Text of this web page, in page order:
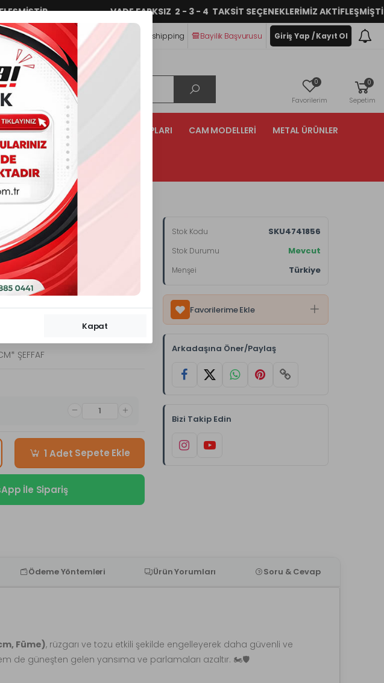
VADE FARKSIZ 2 - 3 - 4 TAKSİT SEÇENEKLERİMİZ AKTİFLEŞMİŞTİR.
Takip Havele/EFT İletişim Dropshipping Bayilik Başvurusu Giriş Yap / Kayıt Ol
0
Favorilerim
0
Sepetim
TEKSTİL GRUPLARI ÇANTA GRUPLARI CAM MODELLERİ METAL ÜRÜNLER
ÜRÜNLER
CAM * 65 CM* ŞEFFAF
ŞEFFAF
1 Adet Sepete Ekle
İle Sipariş
Stok Kodu SKU4741856
Stok Durumu Mevcut
Menşei Türkiye
Favorilerime Ekle
Arkadaşına Öner/Paylaş
Bizi Takip Edin
Ödeme Yöntemleri Ürün Yorumları Soru & Cevap
Füme), rüzgarı ve tozu etkili şekilde engelleyerek daha güvenli ve
de güneşten gelen yansıma ve parlamaları azaltır. 🏍️🛡️
Kapat